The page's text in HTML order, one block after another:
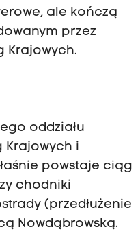
ale kończą
przez
Krajowych.
oddziału
Krajowych i
powstaje ciąg
chodniki
(przedłużenie
Nowdąbrowską.